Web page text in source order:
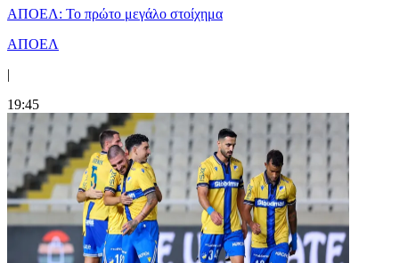
ΑΠΟΕΛ: Το πρώτο μεγάλο στοίχημα
ΑΠΟΕΛ
|
19:45